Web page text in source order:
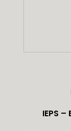
IEPS –